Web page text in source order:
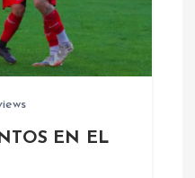
EN EL